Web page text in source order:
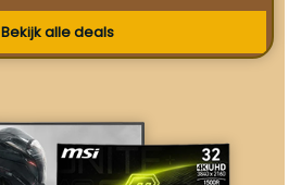
Bekijk alle deals